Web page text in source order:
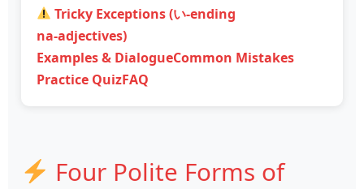
Tricky Exceptions (い‑ending
na‑adjectives)
Examples & DialogueCommon Mistakes
Practice QuizFAQ
Four Polite Forms of